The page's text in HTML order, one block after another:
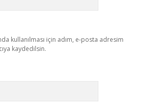
kullanılması için adım, e-posta adresim
kaydedilsin.